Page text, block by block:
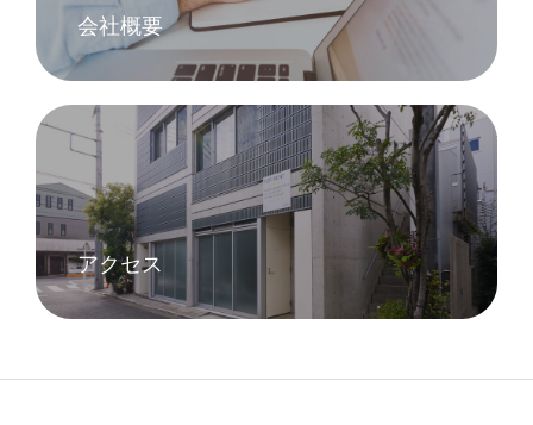
会社概要
アクセス